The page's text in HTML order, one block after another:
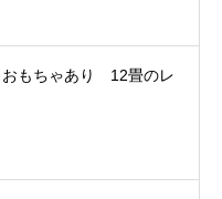
おもちゃあり 12畳のレ